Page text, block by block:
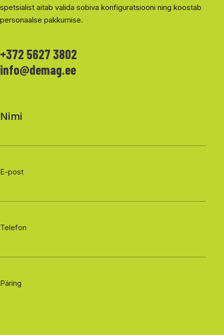
spetsialist aitab valida sobiva konfiguratsiooni ning koostab
personaalse pakkumise.
+372 5627 3802
info@demag.ee
Nimi
E-post
Telefon
Päring